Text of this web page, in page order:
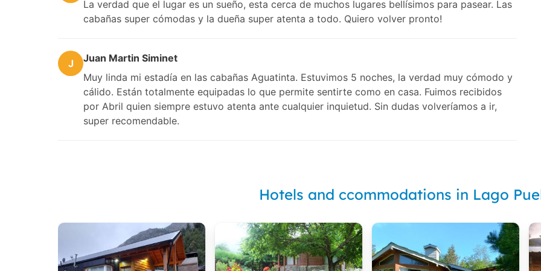
La verdad que el lugar es un sueño, esta cerca de muchos lugares bellísimos para pasear. Las
cabañas super cómodas y la dueña super atenta a todo. Quiero volver pronto!
J
Juan Martin Siminet
Muy linda mi estadía en las cabañas Aguatinta. Estuvimos 5 noches, la verdad muy cómodo y
cálido. Están totalmente equipadas lo que permite sentirte como en casa. Fuimos recibidos
por Abril quien siempre estuvo atenta ante cualquier inquietud. Sin dudas volveríamos a ir,
super recomendable.
Hotels and ccommodations in Lago